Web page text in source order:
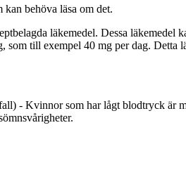
behöva läsa om det.
läkemedel. Dessa
till exempel 40 mg per dag. Detta
- Kvinnor som har lågt blodtryck